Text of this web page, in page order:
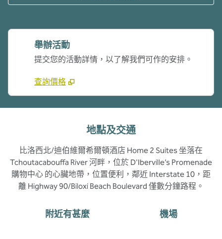
舉辦活動
提交您的活動詳情，以了解我們可作的安排。
查詢價格
地點及交通
比洛西北/迪伯維爾希爾頓酒店 Home 2 Suites 坐落在
Tchoutacabouffa River 河畔，位於 D'Iberville’s Promenade
購物中心 的心臟地帶，位置便利，鄰近 Interstate 10，距
離 Highway 90/Biloxi Beach Boulevard 僅數分鐘路程。
附近有甚麼 機場